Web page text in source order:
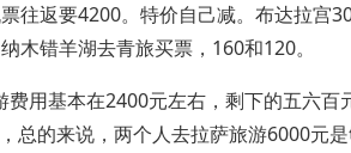
往返要4200。特价自己减。布达拉宫
木错羊湖去青旅买票，160和120。
用基本在2400元左右，剩下的五六
总的来说，两个人去拉萨旅游6000元